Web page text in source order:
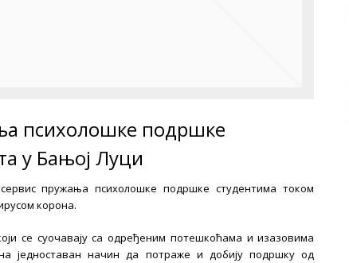
психолошке подршке
у Бањој Луци
пружања психолошке подршке студентима током
корона.
се суочавају са одређеним потешкоћама и изазовима
једноставан начин да потраже и добију подршку од